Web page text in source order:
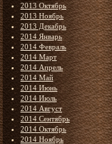
2013 Октябрь
2013 Ноябрь
2013 Декабрь
2014 Январь
2014 Февраль
2014 Март
2014 Апрель
2014 Май
2014 Июнь
2014 Июль
2014 Август
2014 Сентябрь
2014 Октябрь
2014 Ноябрь